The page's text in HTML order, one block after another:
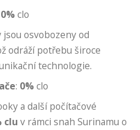
0%clo
osvobozeny od
odráží potřebu široce
technologie.
: 0%clo
a další počítačové
clu v rámci snah Surinamu o